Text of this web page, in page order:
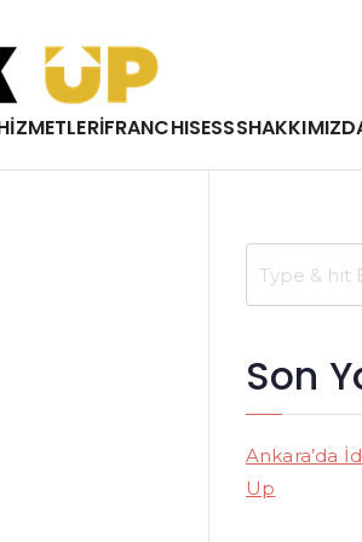
Up
Özgürlüğü FRANCHISESSS
Son
Ankara’da
Up